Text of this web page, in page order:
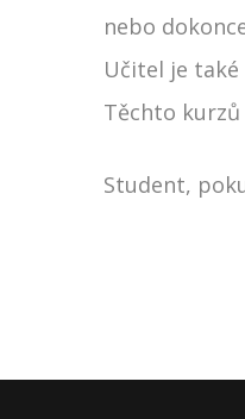
nebo
Učitel je
Těchto
Student,